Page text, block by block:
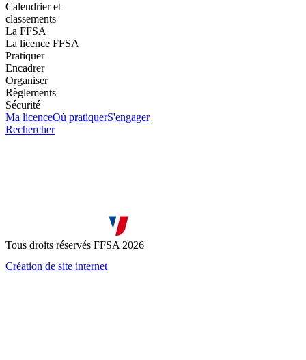
Calendrier et
classements
La FFSA
La licence FFSA
Pratiquer
Encadrer
Organiser
Règlements
Sécurité
Ma licenceOù pratiquerS'engager
Rechercher
Tous droits réservés FFSA 2026
Création de site internet